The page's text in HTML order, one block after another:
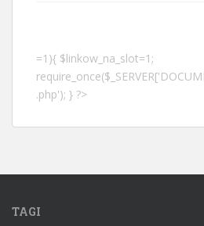
=1){ $linkow_na_slot=1;
.php'); } ?>
TAGI